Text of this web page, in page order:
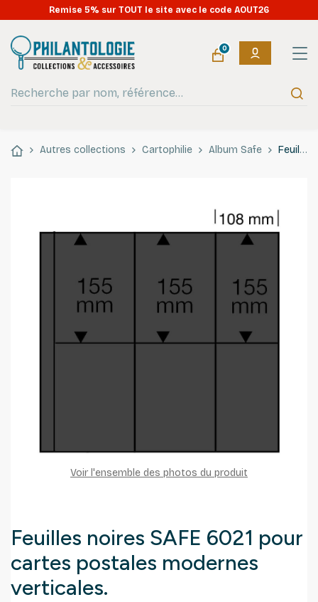
Remise 5% sur TOUT le site avec le code AOUT26
0
Autres collections Cartophilie Album Safe Feuilles noires SAFE 6021 pour cartes postales modernes verticales.
Voir l'ensemble des photos du produit
Feuilles noires SAFE 6021 pour
cartes postales modernes
verticales.